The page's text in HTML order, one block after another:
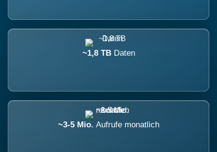
~1,8 TB Daten
~3-5 Mio. Aufrufe monatlich